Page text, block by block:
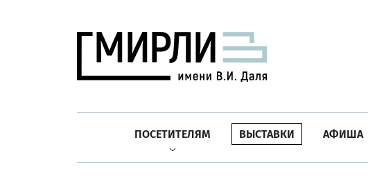
ПОСЕТИТЕЛЯМ ВЫСТАВКИ АФИША